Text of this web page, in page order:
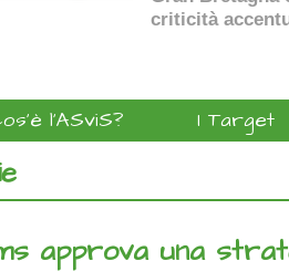
criticità
l'ASviS? I Target
approva una